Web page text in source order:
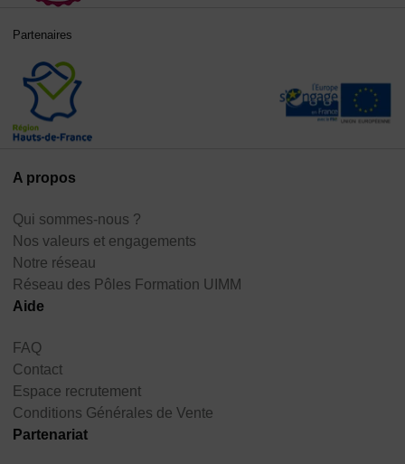
A propos
Qui sommes-nous ?
Nos valeurs et engagements
Notre réseau
Réseau des Pôles Formation UIMM
Aide
FAQ
Contact
Espace recrutement
Conditions Générales de Vente
Partenariat
Partenaires